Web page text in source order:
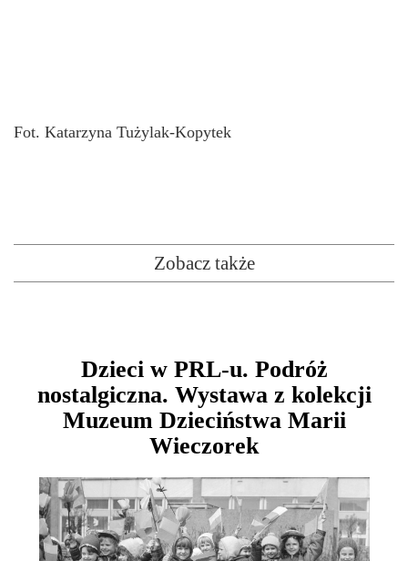
Fot. Katarzyna Tużylak-Kopytek
Zobacz także
Dzieci w PRL-u. Podróż
nostalgiczna. Wystawa z kolekcji
Muzeum Dzieciństwa Marii
Wieczorek